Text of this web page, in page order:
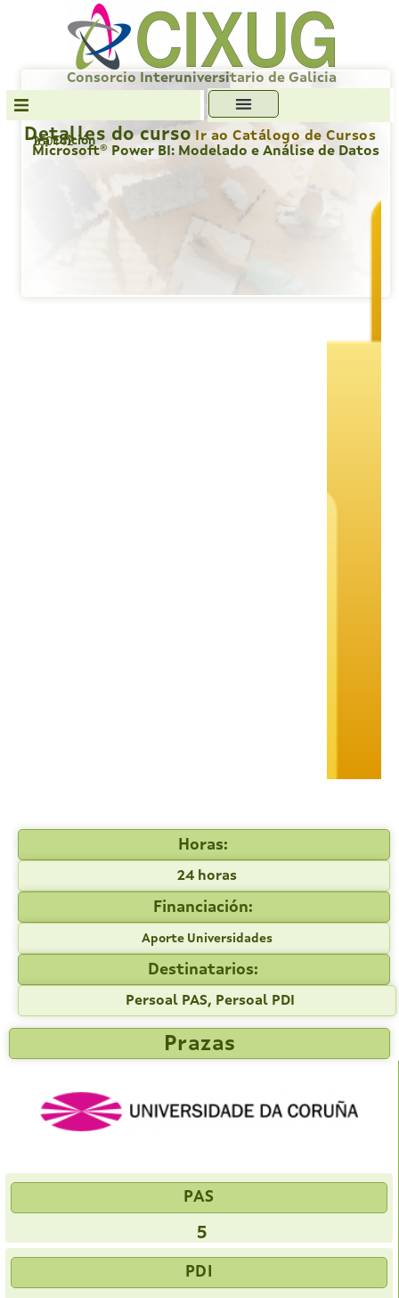
Consorcio Interuniversitario de Galicia
Transparencia
Detalles do curso Ir ao Catálogo de Cursos
250142
1ra Edición
Microsoft® Power BI: Modelado e Análise de Datos
Horas:
24 horas
Financiación:
Aporte Universidades
Destinatarios:
Persoal PAS, Persoal PDI
Prazas
PAS
5
PDI